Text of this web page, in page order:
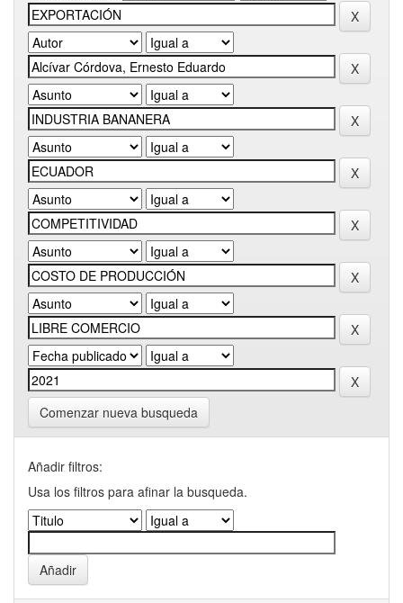
Comenzar nueva busqueda
Añadir filtros:
Usa los filtros para afinar la busqueda.